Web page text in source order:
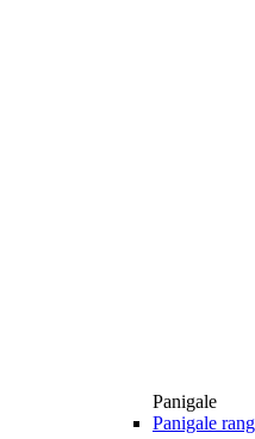
Panigale
Panigale